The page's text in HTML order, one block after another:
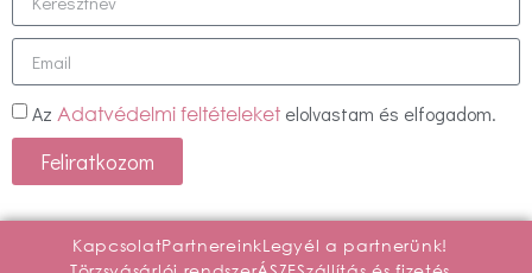
Az Adatvédelmi feltételeket elolvastam és elfogadom.
Feliratkozom
KapcsolatPartnereinkLegyél a partnerünk!